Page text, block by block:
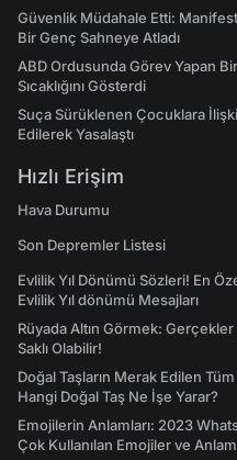
Güvenlik Müdahale Etti:
Bir Genç Sahneye Atladı
ABD Ordusunda Görev Yapan
Sıcaklığını Gösterdi
Suça Sürüklenen Çocuklara
Edilerek Yasalaştı
Hızlı Erişim
Hava Durumu
Son Depremler Listesi
Evlilik Yıl Dönümü Sözleri! En
Evlilik Yıl dönümü Mesajları
Rüyada Altın Görmek:
Saklı Olabilir!
Doğal Taşların Merak Edilen
Hangi Doğal Taş Ne İşe Yarar?
Emojilerin Anlamları: 2023
Çok Kullanılan Emojiler ve